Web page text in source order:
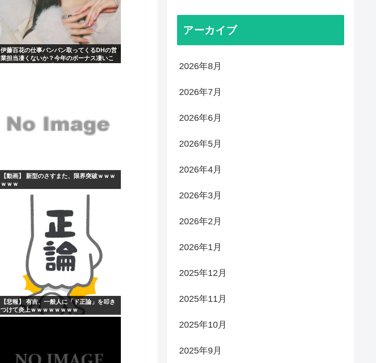
伊藤百花の仕事バンバン取ってくるDHの営
業担当凄くないか？今年のボーナス凄いこ
【動画】 新型のさすまた、限界突破ｗｗｗ
ｗｗｗ
【悲報】 有吉、一般人に「ド正論」を叩き
つけて炎上ｗｗｗｗｗｗｗｗ
アーカイブ
2026年8月
2026年7月
2026年6月
2026年5月
2026年4月
2026年3月
2026年2月
2026年1月
2025年12月
2025年11月
2025年10月
2025年9月